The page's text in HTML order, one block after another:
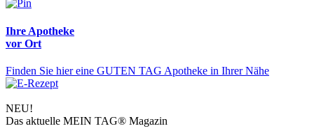
Ihre Apotheke
vor Ort
Finden Sie hier eine GUTEN TAG Apotheke in Ihrer Nähe
NEU!
Das aktuelle MEIN TAG® Magazin